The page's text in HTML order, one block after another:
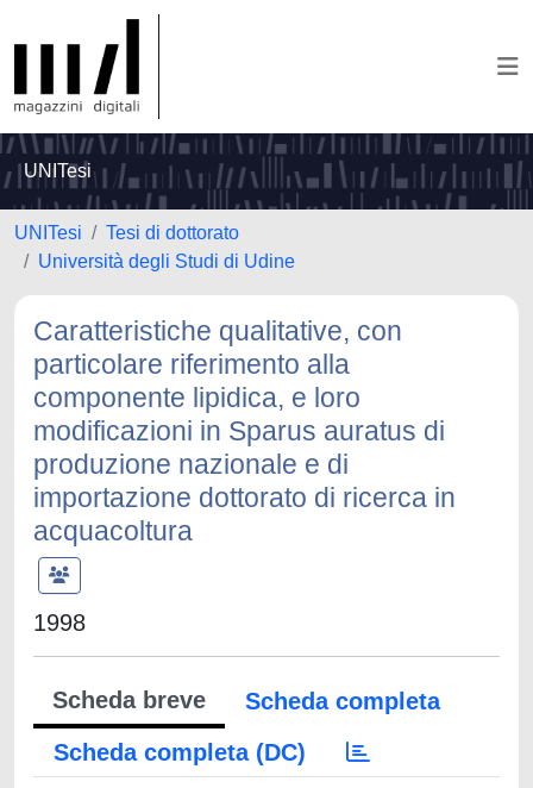
UNITesi
UNITesi
Tesi di dottorato
Università degli Studi di Udine
Caratteristiche qualitative, con
particolare riferimento alla
componente lipidica, e loro
modificazioni in Sparus auratus di
produzione nazionale e di
importazione dottorato di ricerca in
acquacoltura
1998
Scheda breve
Scheda completa
Scheda completa (DC)